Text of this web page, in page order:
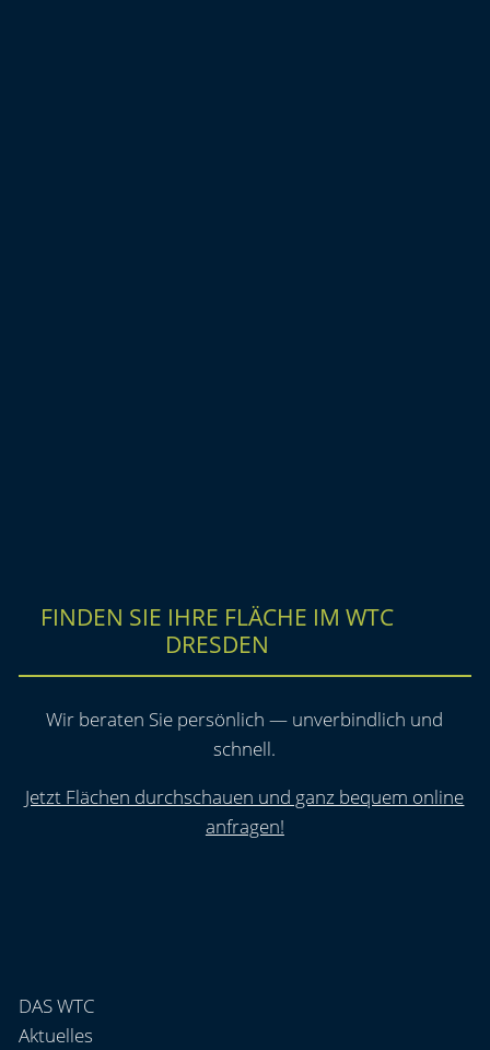
FINDEN SIE IHRE FLÄCHE IM WTC
DRESDEN
Wir beraten Sie persönlich — unverbindlich und
schnell.
Jetzt Flächen durchschauen und ganz bequem online
anfragen!
DAS WTC
Aktuelles